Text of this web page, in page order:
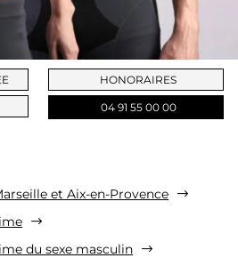
HONORAIRES
04 91 55 00 00
et Aix-en-Provence $
$
du sexe masculin $